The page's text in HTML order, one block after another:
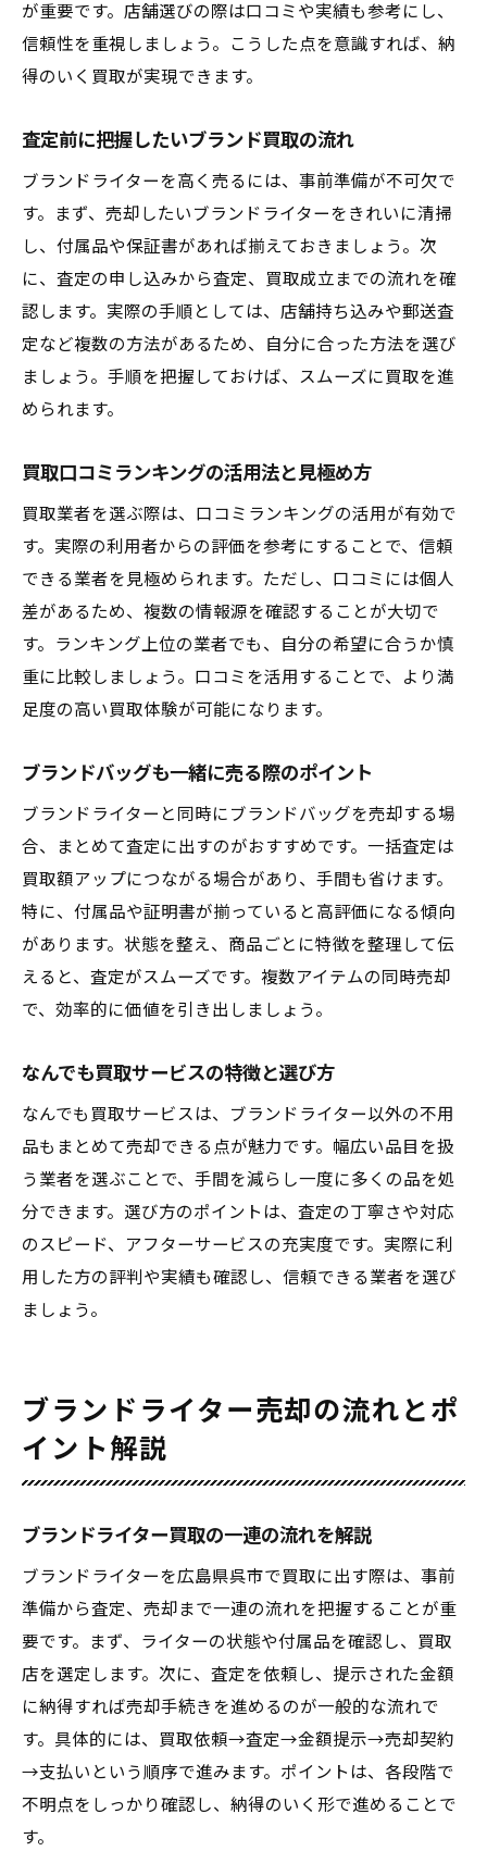
が重要です。店舗選びの際は口コミや実績も参考にし、
信頼性を重視しましょう。こうした点を意識すれば、納
得のいく買取が実現できます。
査定前に把握したいブランド買取の流れ
ブランドライターを高く売るには、事前準備が不可欠で
す。まず、売却したいブランドライターをきれいに清掃
し、付属品や保証書があれば揃えておきましょう。次
に、査定の申し込みから査定、買取成立までの流れを確
認します。実際の手順としては、店舗持ち込みや郵送査
定など複数の方法があるため、自分に合った方法を選び
ましょう。手順を把握しておけば、スムーズに買取を進
められます。
買取口コミランキングの活用法と見極め方
買取業者を選ぶ際は、口コミランキングの活用が有効で
す。実際の利用者からの評価を参考にすることで、信頼
できる業者を見極められます。ただし、口コミには個人
差があるため、複数の情報源を確認することが大切で
す。ランキング上位の業者でも、自分の希望に合うか慎
重に比較しましょう。口コミを活用することで、より満
足度の高い買取体験が可能になります。
ブランドバッグも一緒に売る際のポイント
ブランドライターと同時にブランドバッグを売却する場
合、まとめて査定に出すのがおすすめです。一括査定は
買取額アップにつながる場合があり、手間も省けます。
特に、付属品や証明書が揃っていると高評価になる傾向
があります。状態を整え、商品ごとに特徴を整理して伝
えると、査定がスムーズです。複数アイテムの同時売却
で、効率的に価値を引き出しましょう。
なんでも買取サービスの特徴と選び方
なんでも買取サービスは、ブランドライター以外の不用
品もまとめて売却できる点が魅力です。幅広い品目を扱
う業者を選ぶことで、手間を減らし一度に多くの品を処
分できます。選び方のポイントは、査定の丁寧さや対応
のスピード、アフターサービスの充実度です。実際に利
用した方の評判や実績も確認し、信頼できる業者を選び
ましょう。
ブランドライター売却の流れとポ
イント解説
ブランドライター買取の一連の流れを解説
ブランドライターを広島県呉市で買取に出す際は、事前
準備から査定、売却まで一連の流れを把握することが重
要です。まず、ライターの状態や付属品を確認し、買取
店を選定します。次に、査定を依頼し、提示された金額
に納得すれば売却手続きを進めるのが一般的な流れで
す。具体的には、買取依頼→査定→金額提示→売却契約
→支払いという順序で進みます。ポイントは、各段階で
不明点をしっかり確認し、納得のいく形で進めることで
す。